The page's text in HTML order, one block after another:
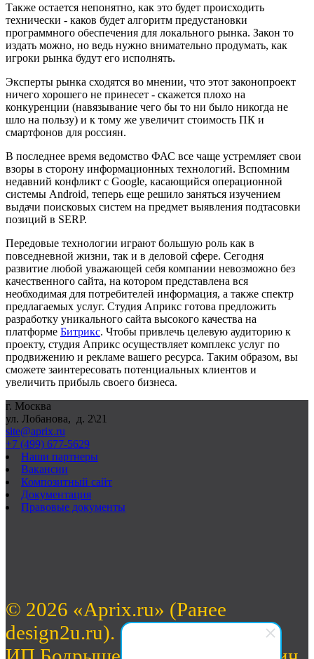
Также остается непонятно, как это будет происходить
технически - каков будет алгоритм предустановки
программного обеспечения для локального рынка. Закон то
издать можно, но ведь нужно внимательно продумать, как
игроки рынка будут его исполнять.
Эксперты рынка сходятся во мнении, что этот законопроект
ничего хорошего не принесет - скажется плохо на
конкуренции (навязывание чего бы то ни было никогда не
шло на пользу) и к тому же увеличит стоимость ПК и
смартфонов для россиян.
В последнее время ведомство ФАС все чаще устремляет свои
взоры в сторону информационных технологий. Вспомним
недавний конфликт с Google, касающийся операционной
системы Android, теперь еще решило заняться изучением
выдачи поисковых систем на предмет выявления подтасовки
позиций в SERP.
Передовые технологии играют большую роль как в
повседневной жизни, так и в деловой сфере. Сегодня
развитие любой уважающей себя компании невозможно без
качественного сайта, на котором представлена вся
необходимая для потребителей информация, а также спектр
предлагаемых услуг. Студия Априкс готова предложить
разработку уникального сайта высокого качества на
платформе Битрикс. Чтобы привлечь целевую аудиторию к
проекту, студия Априкс осуществляет комплекс услуг по
продвижению и рекламе вашего ресурса. Таким образом, вы
сможете заинтересовать потенциальных клиентов и
увеличить прибыль своего бизнеса.
г. Москва
ул. Лобанова, д. 2\21
site@aprix.ru
+7 (499) 677-5629
Наши партнеры
Вакансии
Композитный сайт
Документация
Правовые документы
© 2026 «Aprix.ru» (Ранее
design2u.ru).